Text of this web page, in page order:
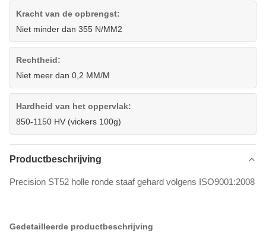
Kracht van de opbrengst:
Niet minder dan 355 N/MM2
Rechtheid:
Niet meer dan 0,2 MM/M
Hardheid van het oppervlak:
850-1150 HV (vickers 100g)
Productbeschrijving
Precision ST52 holle ronde staaf gehard volgens ISO9001:2008
Gedetailleerde productbeschrijving